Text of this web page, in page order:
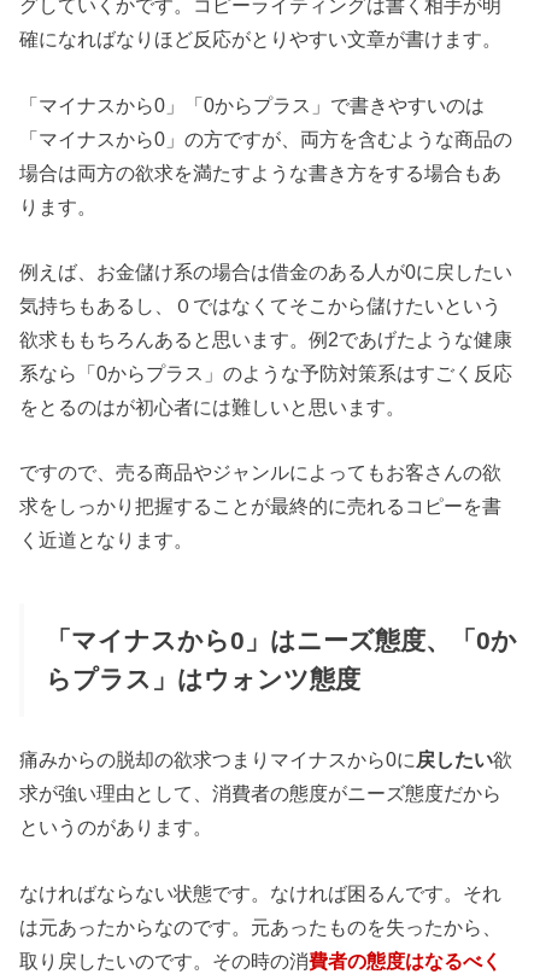
グしていくかです。コピーライティングは書く相手が明
確になればなりほど反応がとりやすい文章が書けます。
「マイナスから0」「0からプラス」で書きやすいのは
「マイナスから0」の方ですが、両方を含むような商品の
場合は両方の欲求を満たすような書き方をする場合もあ
ります。
例えば、お金儲け系の場合は借金のある人が0に戻したい
気持ちもあるし、０ではなくてそこから儲けたいという
欲求ももちろんあると思います。例2であげたような健康
系なら「0からプラス」のような予防対策系はすごく反応
をとるのはが初心者には難しいと思います。
ですので、売る商品やジャンルによってもお客さんの欲
求をしっかり把握することが最終的に売れるコピーを書
く近道となります。
「マイナスから0」はニーズ態度、「0か
らプラス」はウォンツ態度
痛みからの脱却の欲求つまりマイナスから0に戻したい欲
求が強い理由として、消費者の態度がニーズ態度だから
というのがあります。
なければならない状態です。なければ困るんです。それ
は元あったからなのです。元あったものを失ったから、
取り戻したいのです。その時の消費者の態度はなるべく